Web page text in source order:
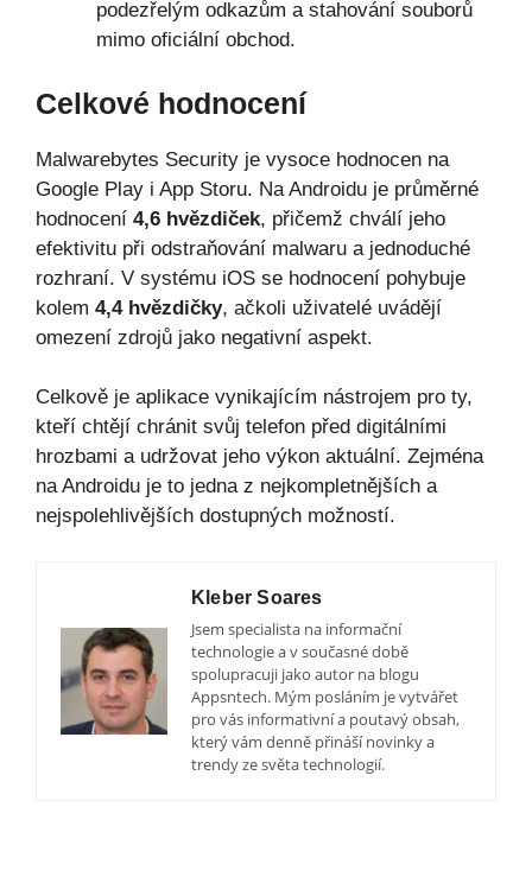
podezřelým odkazům a stahování souborů
mimo oficiální obchod.
Celkové hodnocení
Malwarebytes Security je vysoce hodnocen na
Google Play i App Storu. Na Androidu je průměrné
hodnocení 4,6 hvězdiček, přičemž chválí jeho
efektivitu při odstraňování malwaru a jednoduché
rozhraní. V systému iOS se hodnocení pohybuje
kolem 4,4 hvězdičky, ačkoli uživatelé uvádějí
omezení zdrojů jako negativní aspekt.
Celkově je aplikace vynikajícím nástrojem pro ty,
kteří chtějí chránit svůj telefon před digitálními
hrozbami a udržovat jeho výkon aktuální. Zejména
na Androidu je to jedna z nejkompletnějších a
nejspolehlivějších dostupných možností.
Kleber Soares
Jsem specialista na informační
technologie a v současné době
spolupracuji jako autor na blogu
Appsntech. Mým posláním je vytvářet
pro vás informativní a poutavý obsah,
který vám denně přináší novinky a
trendy ze světa technologií.